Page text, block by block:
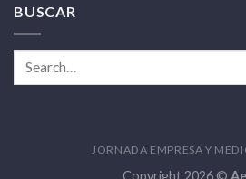
BUSCAR
JORNADA EMPRESA Y
Copyright 2026 ©